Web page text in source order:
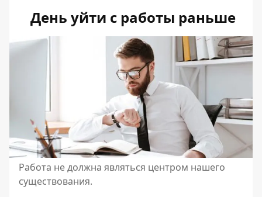
День уйти с работы раньше
Работа не должна являться центром нашего
существования.